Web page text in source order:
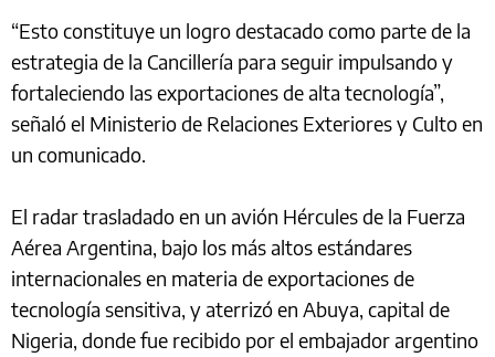
“Esto constituye un logro destacado como parte de la
estrategia de la Cancillería para seguir impulsando y
fortaleciendo las exportaciones de alta tecnología”,
señaló el Ministerio de Relaciones Exteriores y Culto en
un comunicado.
El radar trasladado en un avión Hércules de la Fuerza
Aérea Argentina, bajo los más altos estándares
internacionales en materia de exportaciones de
tecnología sensitiva, y aterrizó en Abuya, capital de
Nigeria, donde fue recibido por el embajador argentino